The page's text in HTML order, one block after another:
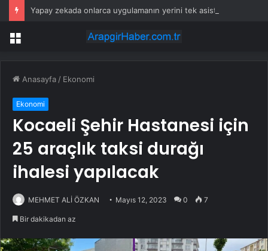
Menü
Anasayfa / Ekonomi
Ekonomi
Kocaeli Şehir Hastanesi için
25 araçlık taksi durağı
ihalesi yapılacak
MEHMET ALİ ÖZKAN Mayıs 12, 2023 0 7
Bir dakikadan az